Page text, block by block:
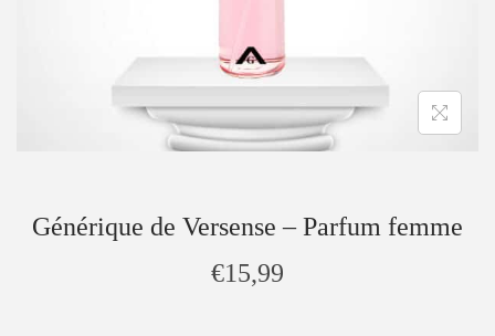
Générique de Versense – Parfum femme
€15,99